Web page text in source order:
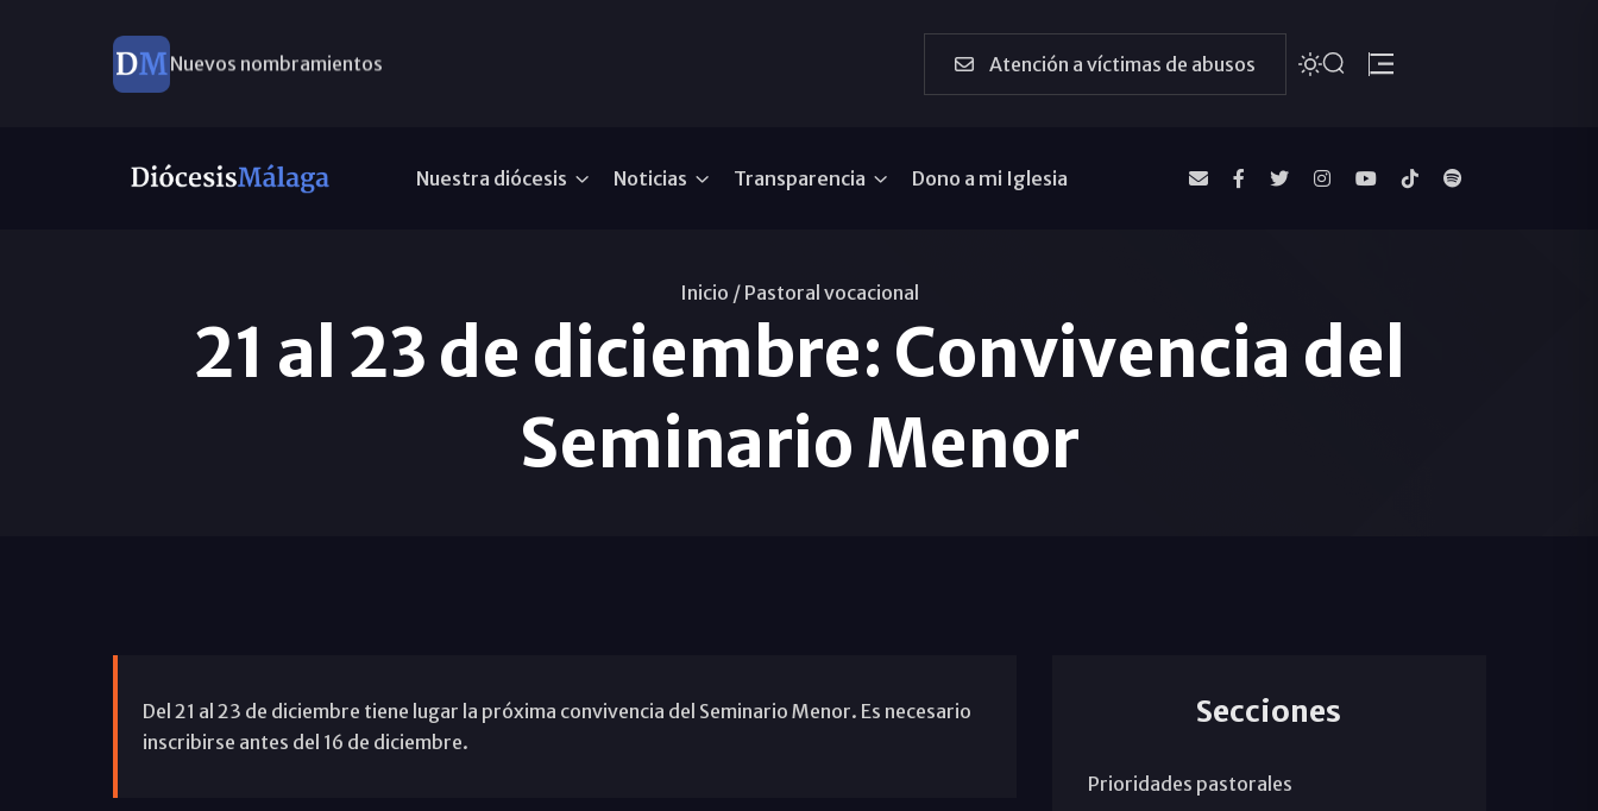
Nuevos nombramientos Atención a víctimas de abusos
Nuestra diócesis Noticias Transparencia Dono a mi Iglesia
Inicio / Pastoral vocacional
21 al 23 de diciembre: Convivencia del
Seminario Menor
Del 21 al 23 de diciembre tiene lugar la próxima convivencia del Seminario Menor. Es necesario
inscribirse antes del 16 de diciembre.
Secciones
Prioridades pastorales